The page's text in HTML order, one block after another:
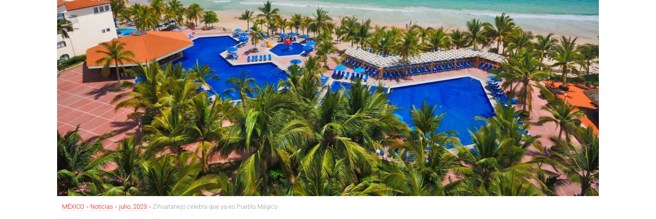
MÉXICO » Noticias » julio, 2023 » Zihuatanejo celebra que ya es Pueblo Mágico